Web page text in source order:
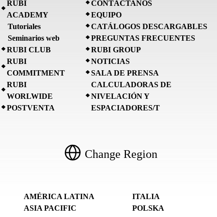
RUBI
ACADEMY
Tutoriales
Seminarios web
RUBI CLUB
RUBI
COMMITMENT
RUBI
WORLWIDE
POSTVENTA
CONTÁCTANOS
EQUIPO
CATÁLOGOS DESCARGABLES
PREGUNTAS FRECUENTES
RUBI GROUP
NOTICIAS
SALA DE PRENSA
CALCULADORAS DE
NIVELACIÓN Y
ESPACIADORES/T
Change Region
AMÉRICA LATINA
ASIA PACIFIC
ITALIA
POLSKA